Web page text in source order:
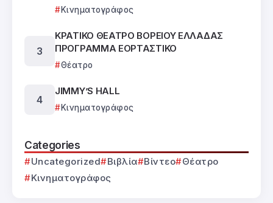
Κινηματογράφος
ΚΡΑΤΙΚΟ ΘΕΑΤΡΟ ΒΟΡΕΙΟΥ ΕΛΛΑΔΑΣ
ΠΡΟΓΡΑΜΜΑ ΕΟΡΤΑΣΤΙΚΟ
Θέατρο
JIMMY’S HALL
Κινηματογράφος
Categories
Uncategorized Βιβλία Βίντεο
Θέατρο
Κινηματογράφος